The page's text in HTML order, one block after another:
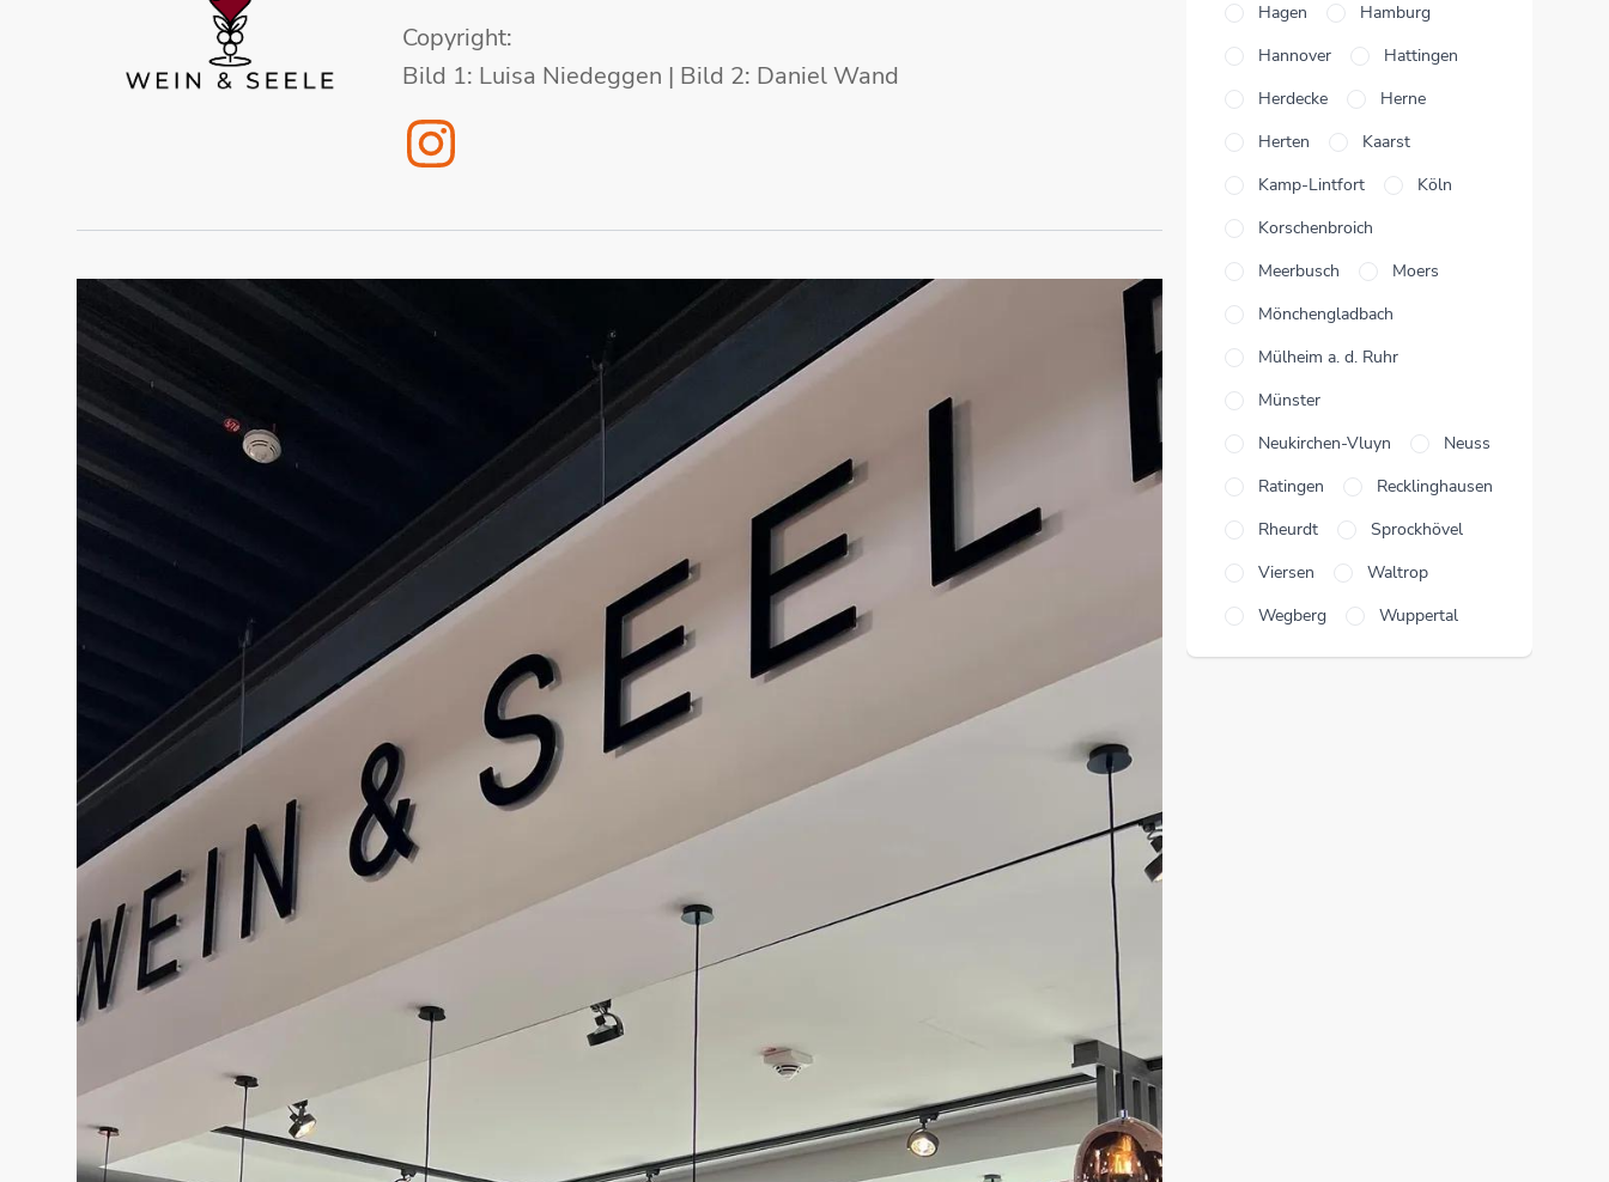
Copyright:
Bild 1: Luisa Niedeggen | Bild 2: Daniel Wand
Hagen
Hamburg
Hannover
Hattingen
Herdecke
Herne
Herten
Kaarst
Kamp-Lintfort
Köln
Korschenbroich
Meerbusch
Moers
Mönchengladbach
Mülheim a. d. Ruhr
Münster
Neukirchen-Vluyn
Neuss
Ratingen
Recklinghausen
Rheurdt
Sprockhövel
Viersen
Waltrop
Wegberg
Wuppertal